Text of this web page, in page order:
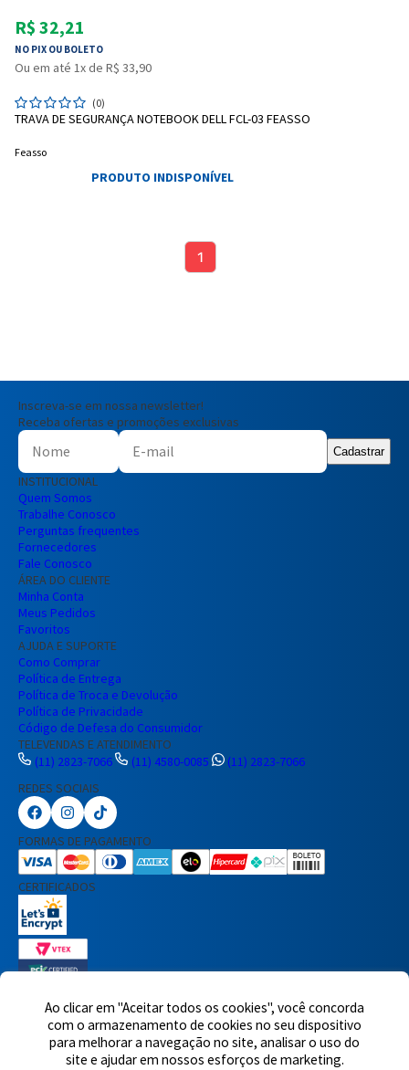
Ao clicar em "Aceitar todos os cookies", você concorda
com o armazenamento de cookies no seu dispositivo
para melhorar a navegação no site, analisar o uso do
site e ajudar em nossos esforços de marketing.
R$ 32,21
NO PIX OU BOLETO
Ou em até 1x de R$ 33,90
(0)
TRAVA DE SEGURANÇA NOTEBOOK DELL FCL-03 FEASSO
Feasso
PRODUTO INDISPONÍVEL
1
Inscreva-se em nossa newsletter!
Receba ofertas e promoções exclusivas
Cadastrar
INSTITUCIONAL
Quem Somos
Trabalhe Conosco
Perguntas frequentes
Fornecedores
Fale Conosco
ÁREA DO CLIENTE
Minha Conta
Meus Pedidos
Favoritos
AJUDA E SUPORTE
Como Comprar
Política de Entrega
Política de Troca e Devolução
Política de Privacidade
Código de Defesa do Consumidor
TELEVENDAS E ATENDIMENTO
(11) 2823-7066
(11) 4580-0085
(11) 2823-7066
REDES SOCIAIS
FORMAS DE PAGAMENTO
CERTIFICADOS
7460 avaliações reais
© 2025,Eletrônica Santana Ltda. Todos os direitos reservados.
Voluntários da Pátria, 1495 - Santana - CEP 02011-200 - São Paulo -
Nome Completo
Iniciar Conversa